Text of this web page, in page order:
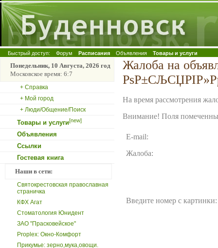
Быстрый доступ: Форум Расписания Объявления Товары и услуги
Понедельник, 10 Августа, 2026 год
Московское время: 6:7
+ Справка
+ Мой город
+ Люди/Общение/Поиск
Товары и услуги[new]
Объявления
Ссылки
Гостевая книга
Наши в сети:
Святокрестовская православная
страничка
КФХ Агат
Стоматология Юнидент
ЗАО "Прасковейское"
Proplex: Окно-Комфорт
Прикумье: зерно,мука,овощи.
Жалоба на
На время рассмотрения
Внимание! Поля
E-mail:
Жалоба:
Введите номер с картинки: